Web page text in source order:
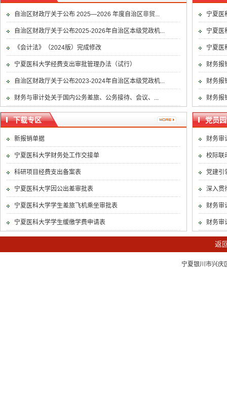
自治区财政厅关于公布 2025—2026 年度自治区非贸...
自治区财政厅关于公布2025-2026年自治区本级党政机...
《会计法》（2024版）完成修改
宁夏医科大学经费支出审批管理办法（试行）
自治区财政厅关于公布2023-2024年自治区本级党政机...
财务与审计处关于国内公务差旅、公务接待、会议、...
宁夏医
宁夏医
宁夏医
财务报
财务报
财务报
下载专区
新报销单据
宁夏医科大学财务处工作交接单
科研项目经费支出备案表
宁夏医科大学因公出差审批表
宁夏医科大学学生差旅飞机乘坐审批表
宁夏医科大学学生缓缴学费申请表
党员
财务审
校际联
党建引
深入贯
财务审
财务审
返
宁夏银川市兴庆